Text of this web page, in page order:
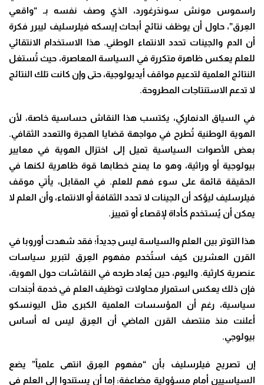
راسموس مونش سوندَرغورد، الذي وصف نفسه بـ “واقعي
العِرق”، حاول أن يوظف نتائج أبحاث إيسكه فيلرسليف ليبرر فكرة
أن الدم والجينات تحدد الانتماء الوطني. هذا الاستخدام الانتقائي
للعلم يعكس ظاهرة متكررة في السياسة المعاصرة، حيث تُستغل
النتائج العلمية لتدعيم مواقف أيديولوجية، حتى وإن كانت تلك النتائج
لا تدعم الاستنتاجات المطروحة.
في السياق الدنماركي، يكتسب هذا النقاش حساسية خاصة، لأن
الهوية الوطنية تُطرح في مواجهة قضايا الهجرة والتعدد الثقافي.
بعض الأصوات السياسية تميل إلى اختزال الهوية في معايير
بيولوجية أو وراثية، وهو ما يمنح خطابها قوة ظاهرية لكنها في
الحقيقة قائمة على سوء فهم للعلم. في المقابل، يأتي موقف
فيلرسليف ليؤكد أن الجينات لا تحدد الثقافة أو الانتماء، وأن العلم لا
يمكن أن يُستخدم كأداة لإقصاء أو تمييز.
هذا التوتر بين العلم والسياسة ليس جديداً؛ فقد شهدت أوروبا في
القرن العشرين كيف استُخدم مفهوم العِرق لتبرير سياسات
عنصرية كارثية. واليوم، حين يُعاد طرحه في النقاشات حول الهوية،
فإن ذلك يعكس استمرار محاولات توظيف العلم في خدمة أجندات
سياسية، رغم أن المؤسسات العلمية الكبرى مثل اليونسكو
أعلنت منذ منتصف القرن الماضي أن العِرق ليس له أساس
بيولوجي.
إن تصريح فيلرسليف بأن “مفهوم العِرق انتهى علمياً” يضع
السياسيين أمام مسؤولية مضاعفة: إما أن يستندوا إلى العلم في